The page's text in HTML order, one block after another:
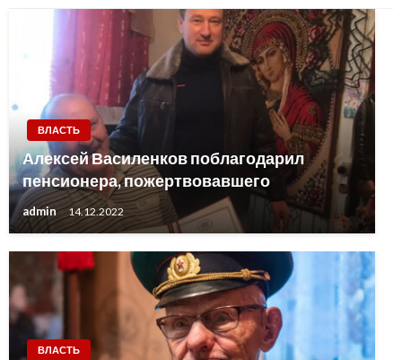
ВЛАСТЬ
Алексей Василенков поблагодарил
пенсионера, пожертвовавшего
admin 14.12.2022
ВЛАСТЬ